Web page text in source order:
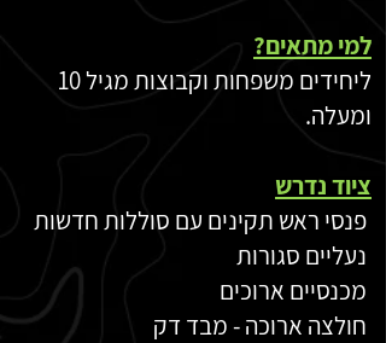
למי מתאים?
ליחידים משפחות וקבוצות מגיל 10
ומעלה.
ציוד נדרש
פנסי ראש תקינים עם סוללות חדשות
נעליים סגורות
מכנסיים ארוכים
חולצה ארוכה - מבד דק